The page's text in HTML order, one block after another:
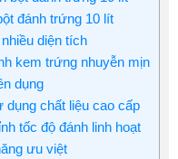
đánh trứng 10 lít
diện tích
kem trứng nhuyễn mịn
dụng
chất liệu cao cấp
tốc độ đánh linh hoạt
ưu việt